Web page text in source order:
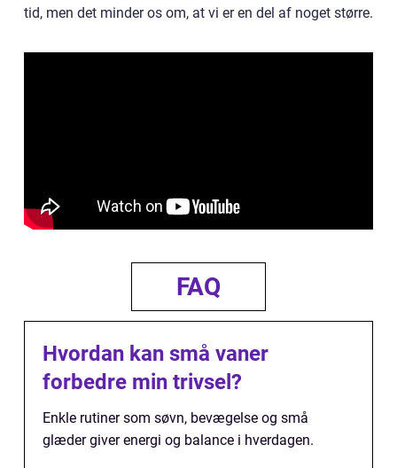
tid, men det minder os om, at vi er en del af noget større.
FAQ
Hvordan kan små vaner
forbedre min trivsel?
Enkle rutiner som søvn, bevægelse og små
glæder giver energi og balance i hverdagen.